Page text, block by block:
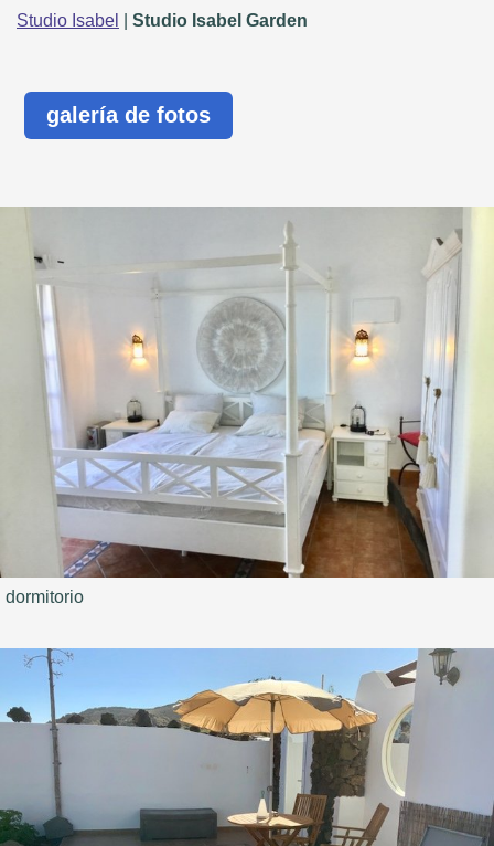
Studio Isabel Studio Isabel Garden
galería de fotos
dormitorio